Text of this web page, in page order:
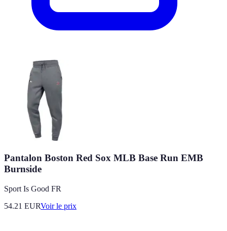
Pantalon Boston Red Sox MLB Base Run EMB
Burnside
Sport Is Good FR
54.21 EURVoir le prix